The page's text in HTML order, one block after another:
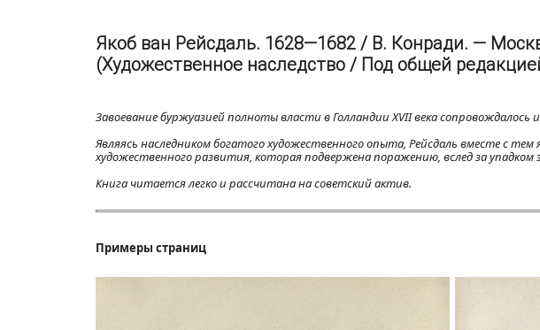
Якоб ван Рейсдаль. 1628—1682 / В. Конради. —
(Художественное наследство / Под общей
Завоевание буржуазией полноты власти в Голландии XVII века
Являясь наследником богатого художественного опыта, Рейсдаль вместе с
художественного развития, которая подвержена поражению, вслед за упадком
Книга читается легко и рассчитана на советский актив.
Примеры страниц